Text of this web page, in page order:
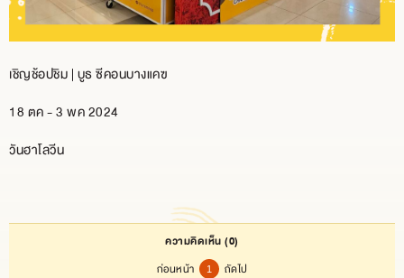
เชิญช้อปชิม | บูธ ซีคอนบางแคฃ
18 ตค - 3 พค 2024
วันฮาโลวีน
ความคิดเห็น(0)
ก่อนหน้า 1 ถัดไป